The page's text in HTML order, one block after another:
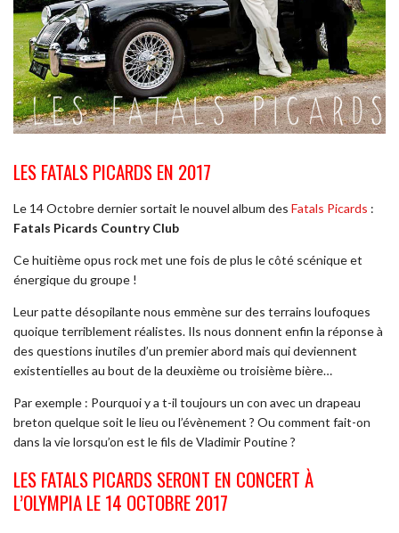
LES FATALS PICARDS EN 2017
Le 14 Octobre dernier sortait le nouvel album des Fatals Picards :
Fatals Picards Country Club
Ce huitième opus rock met une fois de plus le côté scénique et
énergique du groupe !
Leur patte désopilante nous emmène sur des terrains loufoques
quoique terriblement réalistes. Ils nous donnent enfin la réponse à
des questions inutiles d’un premier abord mais qui deviennent
existentielles au bout de la deuxième ou troisième bière…
Par exemple : Pourquoi y a t-il toujours un con avec un drapeau
breton quelque soit le lieu ou l’évènement ? Ou comment fait-on
dans la vie lorsqu’on est le fils de Vladimir Poutine ?
LES FATALS PICARDS SERONT EN CONCERT À
L’OLYMPIA LE 14 OCTOBRE 2017